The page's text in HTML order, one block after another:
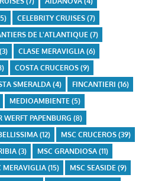
CELEBRITY CRUISES(7)
DE L'ATLANTIQUE (7)
CLASE MERAVIGLIA(6)
COSTA CRUCEROS(9)
SMERALDA(4) FINCANTIERI (16)
MEDIOAMBIENTE(5)
WERFT PAPENBURG (8)
(12) MSC CRUCEROS(39)
(3) MSC GRANDIOSA(11)
MERAVIGLIA(15) MSC SEASIDE(9)